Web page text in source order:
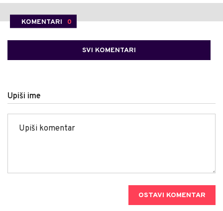
KOMENTARI 0
SVI KOMENTARI
Upiši ime
OSTAVI KOMENTAR